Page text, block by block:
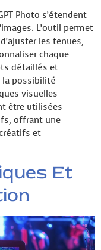
Photo s’étendent
L’outil permet
les tenues,
chaque
détaillés et
la possibilité
visuelles
être utilisées
offrant une
et
Et